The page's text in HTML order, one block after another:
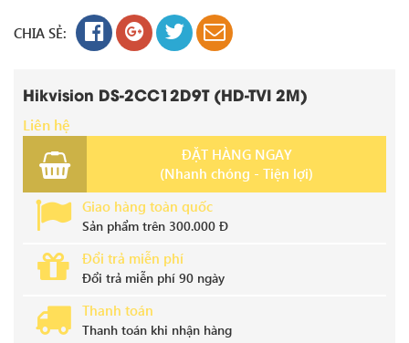
CHIA SẺ:
Hikvision DS-2CC12D9T (HD-TVI 2M)
Liên hệ
ĐẶT HÀNG NGAY
(Nhanh chóng - Tiện lợi)
Giao hàng toàn quốc
Sản phẩm trên 300.000 Đ
Đổi trả miễn phí
Đổi trả miễn phí 90 ngày
Thanh toán
Thanh toán khi nhận hàng